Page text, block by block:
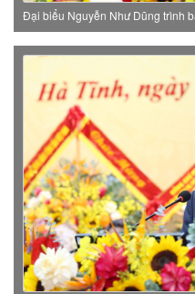
Đại biểu Nguyễn Như Dũng trình